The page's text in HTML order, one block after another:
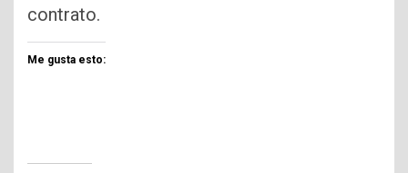
contrato.
Me gusta esto: